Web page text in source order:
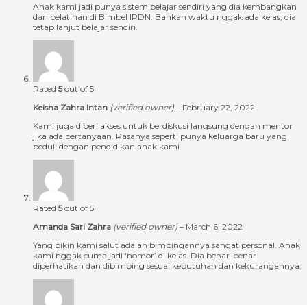
Anak kami jadi punya sistem belajar sendiri yang dia kembangkan
dari pelatihan di Bimbel IPDN. Bahkan waktu nggak ada kelas, dia
tetap lanjut belajar sendiri.
Rated 5out of 5
Keisha Zahra Intan (verified owner) – February 22, 2022
Kami juga diberi akses untuk berdiskusi langsung dengan mentor
jika ada pertanyaan. Rasanya seperti punya keluarga baru yang
peduli dengan pendidikan anak kami.
Rated 5out of 5
Amanda Sari Zahra (verified owner) – March 6, 2022
Yang bikin kami salut adalah bimbingannya sangat personal. Anak
kami nggak cuma jadi ‘nomor’ di kelas. Dia benar-benar
diperhatikan dan dibimbing sesuai kebutuhan dan kekurangannya.